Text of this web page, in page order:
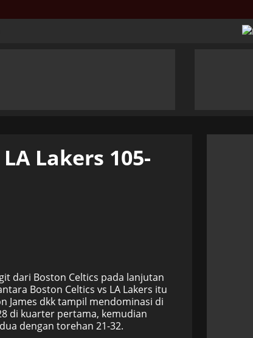
Lakers 105-
dari Boston Celtics pada lanjutan
Boston Celtics vs LA Lakers itu
James dkk tampil mendominasi di
di kuarter pertama, kemudian
dengan torehan 21-32.